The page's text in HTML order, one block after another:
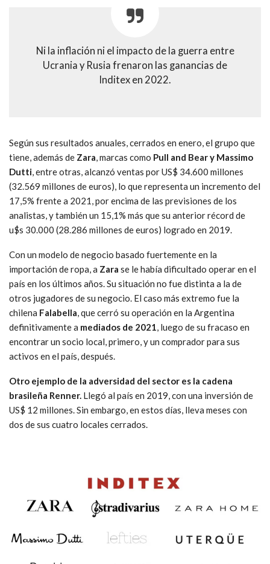
Ni la inflación ni el impacto de la guerra entre
Ucrania y Rusia frenaron las ganancias de
Inditex en 2022.
Según sus resultados anuales, cerrados en enero, el grupo que
tiene, además de Zara , marcas como Pull and Bear y Massimo
Dutti , entre otras, alcanzó ventas por US$ 34.600 millones
(32.569 millones de euros), lo que representa un incremento del
17,5% frente a 2021, por encima de las previsiones de los
analistas, y también un 15,1% más que su anterior récord de
u$s 30.000 (28.286 millones de euros) logrado en 2019.
Con un modelo de negocio basado fuertemente en la
importación de ropa, a Zara se le había dificultado operar en el
país en los últimos años. Su situación no fue distinta a la de
otros jugadores de su negocio. El caso más extremo fue la
chilena Falabella , que cerró su operación en la Argentina
definitivamente a mediados de 2021 , luego de su fracaso en
encontrar un socio local, primero, y un comprador para sus
activos en el país, después.
Otro ejemplo de la adversidad del sector es la cadena
brasileña Renner. Llegó al país en 2019, con una inversión de
US$ 12 millones. Sin embargo, en estos días, lleva meses con
dos de sus cuatro locales cerrados.